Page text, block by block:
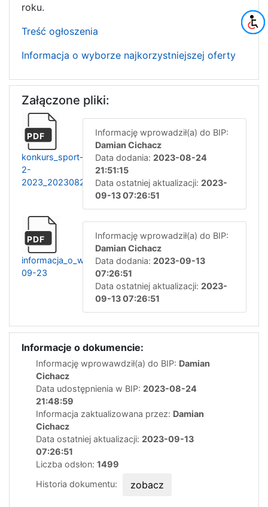
roku.
Treść ogłoszenia
Informacja o wyborze najkorzystniejszej oferty
Załączone pliki:
PDF
konkurs_sport-
2-
2023_20230824215108
Informację wprowadził(a) do BIP:
Damian Cichacz
Data dodania: 2023-08-24
21:51:15
Data ostatniej aktualizacji: 2023-
09-13 07:26:51
PDF
informacja_o_wyborze_13-
09-23
Informację wprowadził(a) do BIP:
Damian Cichacz
Data dodania: 2023-09-13
07:26:51
Data ostatniej aktualizacji: 2023-
09-13 07:26:51
Informacje o dokumencie:
Informację wprowawdził(a) do BIP: Damian
Cichacz
Data udostępnienia w BIP: 2023-08-24
21:48:59
Informacja zaktualizowana przez: Damian
Cichacz
Data ostatniej aktualizacji: 2023-09-13
07:26:51
Liczba odsłon: 1499
Historia dokumentu:
zobacz